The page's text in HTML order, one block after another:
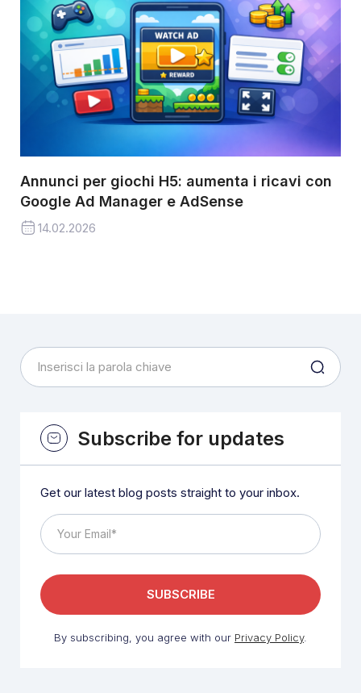
Annunci per giochi H5: aumenta i ricavi con
Google Ad Manager e AdSense
14.02.2026
Subscribe for updates
Get our latest blog posts straight to your inbox.
By subscribing, you agree with our Privacy Policy.